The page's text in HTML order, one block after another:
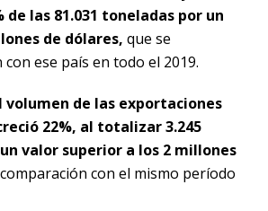
de las 81.031 toneladas por un
de dólares, que se
ese país en todo el 2019.
volumen de las exportaciones
22%, al totalizar 3.245
valor superior a los 2 millones
con el mismo período